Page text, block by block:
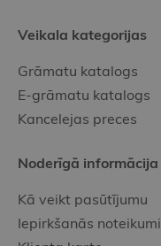
Veikala kategorijas
Grāmatu katalogs
E-grāmatu katalogs
Kancelejas preces
Noderīgā informācija
Kā veikt pasūtījumu
Iepirkšanās noteikumi